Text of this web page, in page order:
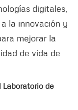
digitales,
la innovación y
mejorar la
de vida de
de